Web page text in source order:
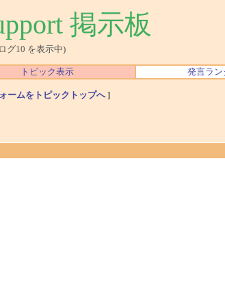
掲示板
グ10 を表示中)
トピック表示 発言ラン
ームをトピックトップへ]